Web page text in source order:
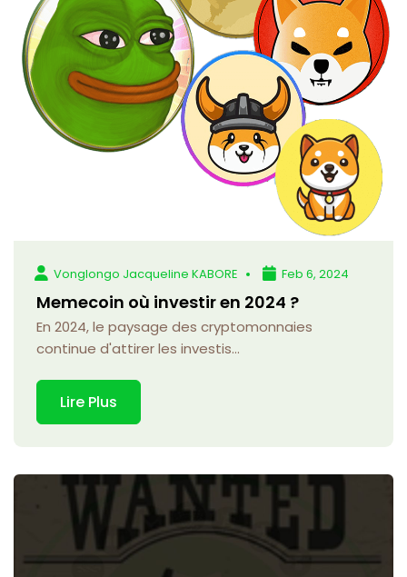
Vonglongo Jacqueline KABORE Feb 6, 2024
Memecoin où investir en 2024 ?
En 2024, le paysage des cryptomonnaies
continue d'attirer les investis...
Lire Plus